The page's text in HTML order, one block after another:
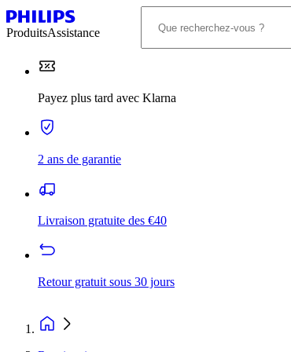
ProduitsAssistance
Payez plus tard avec Klarna
2 ans de garantie
Livraison gratuite des €40
Retour gratuit sous 30 jours